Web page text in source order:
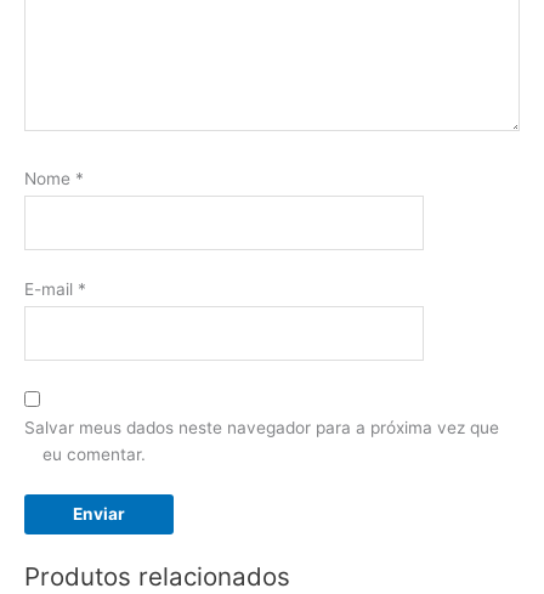
Nome *
E-mail *
Salvar meus dados neste navegador para a próxima vez que
eu comentar.
Produtos relacionados